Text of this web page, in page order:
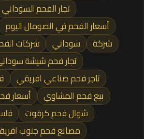
تجار الفحم السوداني
أسعار الفحم في الصومال اليوم
شركة
سوداني
شركات
تجار فحم شيشة
تاجر فحم صناعي افريقي
بيع فحم المشاوي
أسعار
شوال فحم كرفوت
مصانع فحم جنوب